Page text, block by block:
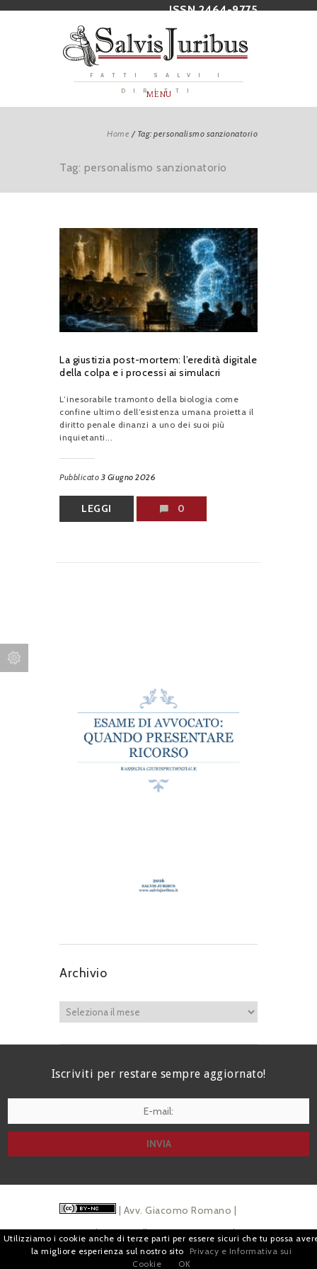
ISSN 2464-9775
FATTI SALVI I
DIRITTI
MENU
Home / Tag: personalismo sanzionatorio
Tag: personalismo sanzionatorio
La giustizia post-mortem: l’eredità digitale
della colpa e i processi ai simulacri
L’inesorabile tramonto della biologia come
confine ultimo dell’esistenza umana proietta il
diritto penale dinanzi a uno dei suoi più
inquietanti...
Pubblicato 3 Giugno 2026
LEGGI 0
Archivio
Iscriviti per restare sempre aggiornato!
| Avv. Giacomo Romano |
Piazza di Campitelli, 2 - 00186 Roma | P.I.
07880501213 |Pubblicitàe Privacy
Utilizziamo i cookie anche di terze parti per essere sicuri che tu possa
la migliore esperienza sul nostro sito
Privacy e Informativa sui
Cookie
OK